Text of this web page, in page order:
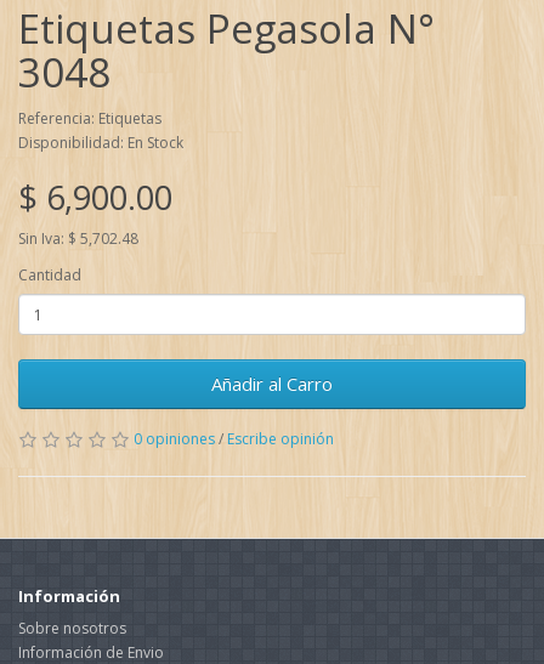
Etiquetas Pegasola N°
3048
Referencia: Etiquetas
Disponibilidad: En Stock
$ 6,900.00
Sin Iva: $ 5,702.48
Cantidad
Añadir al Carro
0 opiniones/ Escribe opinión
Información
Sobre nosotros
Información de Envio